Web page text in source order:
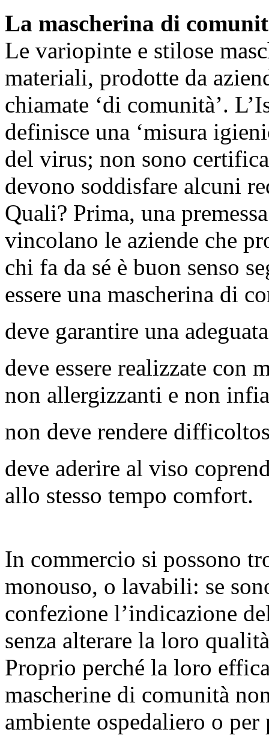
La mascherina di
Le variopinte e stilose
materiali, prodotte da
chiamate ‘di comunità’.
definisce una ‘misura
del virus; non sono
devono soddisfare alcuni
Quali? Prima, una
vincolano le aziende che
chi fa da sé è buon senso
essere una mascherina di
deve garantire una
deve essere realizzate con
non allergizzanti e non
non deve rendere
deve aderire al viso
allo stesso tempo comfort.
In commercio si possono
monouso, o lavabili: se
confezione l’indicazione
senza alterare la loro
Proprio perché la loro
mascherine di comunità
ambiente ospedaliero o per